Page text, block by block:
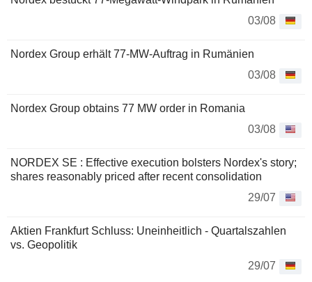
03/08
Nordex Group erhält 77-MW-Auftrag in Rumänien
03/08
Nordex Group obtains 77 MW order in Romania
03/08
NORDEX SE : Effective execution bolsters Nordex's story;
shares reasonably priced after recent consolidation
29/07
Aktien Frankfurt Schluss: Uneinheitlich - Quartalszahlen
vs. Geopolitik
29/07